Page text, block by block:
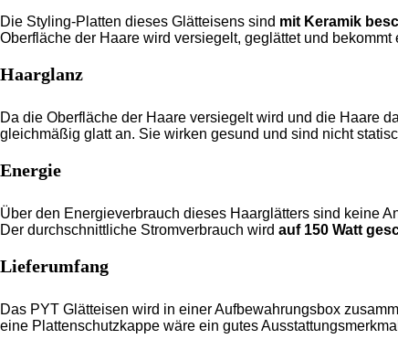
Die Styling-Platten dieses Glätteisens sind mit Keramik
Oberfläche der Haare wird versiegelt, geglättet und bekommt
Haarglanz
Da die Oberfläche der Haare versiegelt wird und die Haare
gleichmäßig glatt an. Sie wirken gesund und sind nicht
Energie
Über den Energieverbrauch dieses Haarglätters sind keine
Der durchschnittliche Stromverbrauch wird auf 150 Watt
Lieferumfang
Das PYT Glätteisen wird in einer Aufbewahrungsbox
eine Plattenschutzkappe wäre ein gutes